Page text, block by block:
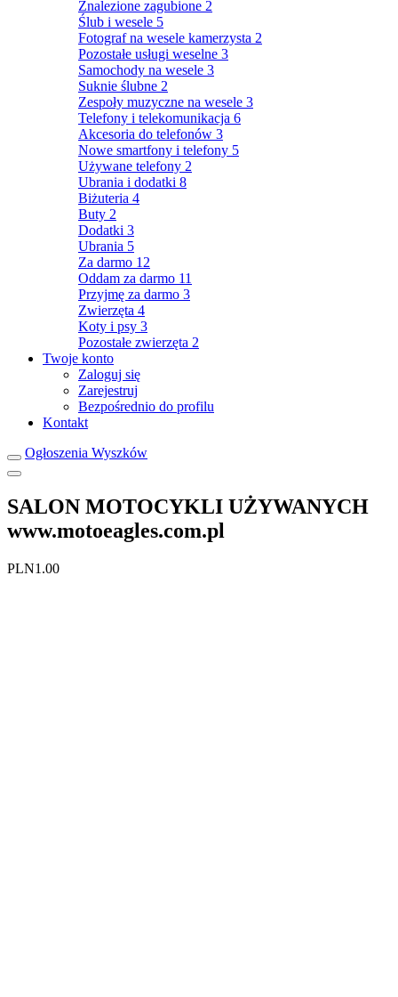
Znalezione zagubione 2
Ślub i wesele 5
Fotograf na wesele kamerzysta 2
Pozostałe usługi weselne 3
Samochody na wesele 3
Suknie ślubne 2
Zespoły muzyczne na wesele 3
Telefony i telekomunikacja 6
Akcesoria do telefonów 3
Nowe smartfony i telefony 5
Używane telefony 2
Ubrania i dodatki 8
Biżuteria 4
Buty 2
Dodatki 3
Ubrania 5
Za darmo 12
Oddam za darmo 11
Przyjmę za darmo 3
Zwierzęta 4
Koty i psy 3
Pozostałe zwierzęta 2
Twoje konto
Zaloguj się
Zarejestruj
Bezpośrednio do profilu
Kontakt
Ogłoszenia Wyszków
SALON MOTOCYKLI UŻYWANYCH
www.motoeagles.com.pl
PLN1.00